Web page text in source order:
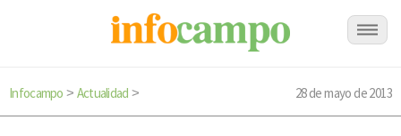
Infocampo > Actualidad > 28 de mayo de 2013